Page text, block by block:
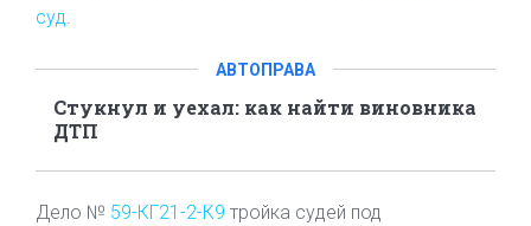
суд
АВТОПРАВА
Стукнул и уехал: как найти виновника
ДТП
Дело № 59-КГ21-2-К9 тройка судей под